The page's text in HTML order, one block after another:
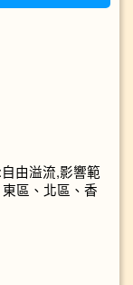
由溢流,影響範
區、北區、香